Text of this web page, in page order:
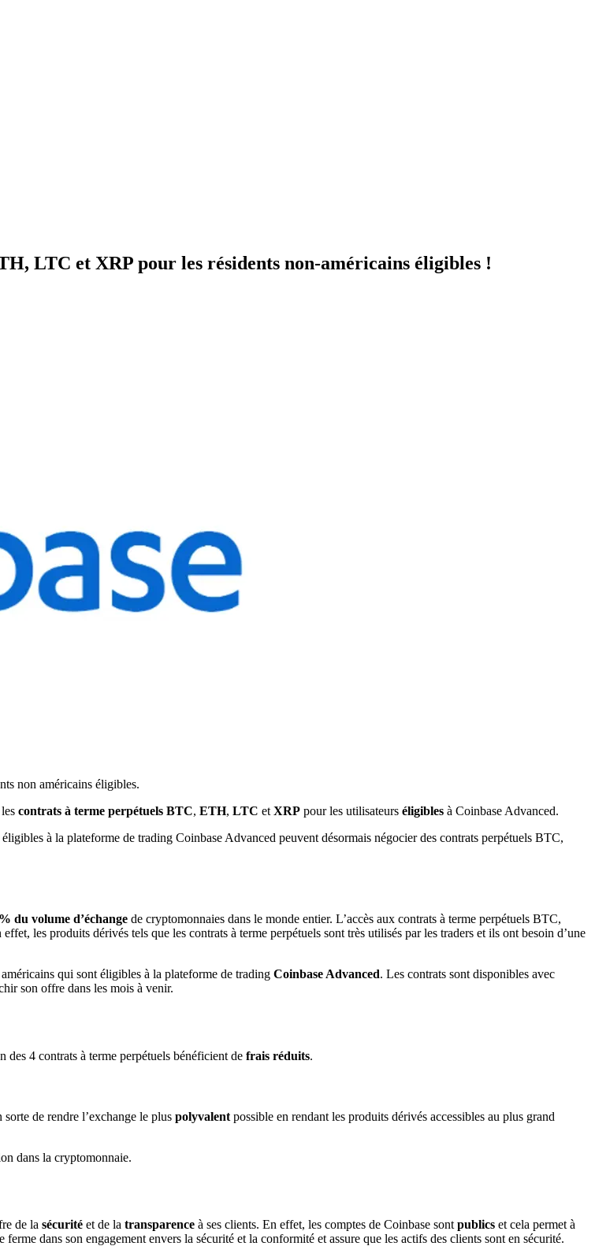
LTC et XRP pour les résidents non-américains éligibles !
non américains éligibles.
contrats à terme perpétuels BTC, ETH, LTC et XRP pour les utilisateurs éligibles à Coinbase Advanced.
à la plateforme de trading Coinbase Advanced peuvent désormais négocier des contrats perpétuels BTC,
du volume d’échange de cryptomonnaies dans le monde entier. L’accès aux contrats à terme perpétuels BTC,
les produits dérivés tels que les contrats à terme perpétuels sont très utilisés par les traders et ils ont besoin d’une
qui sont éligibles à la plateforme de trading Coinbase Advanced. Les contrats sont disponibles avec
son offre dans les mois à venir.
4 contrats à terme perpétuels bénéficient de frais réduits.
de rendre l’exchange le plus polyvalent possible en rendant les produits dérivés accessibles au plus grand
dans la cryptomonnaie.
de la sécurité et de la transparence à ses clients. En effet, les comptes de Coinbase sont publics et cela permet à
ferme dans son engagement envers la sécurité et la conformité et assure que les actifs des clients sont en sécurité.